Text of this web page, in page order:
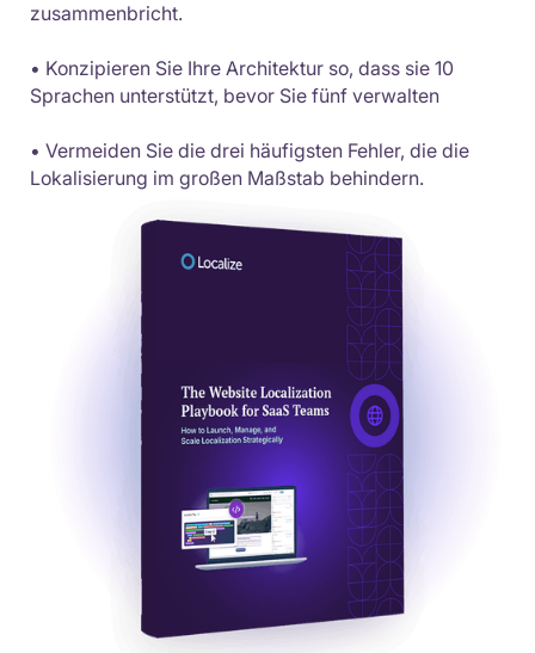
zusammenbricht.
• Konzipieren Sie Ihre Architektur so, dass sie 10
Sprachen unterstützt, bevor Sie fünf verwalten
• Vermeiden Sie die drei häufigsten Fehler, die die
Lokalisierung im großen Maßstab behindern.